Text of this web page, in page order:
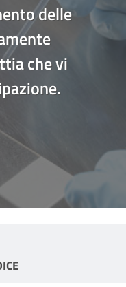
delle
che vi